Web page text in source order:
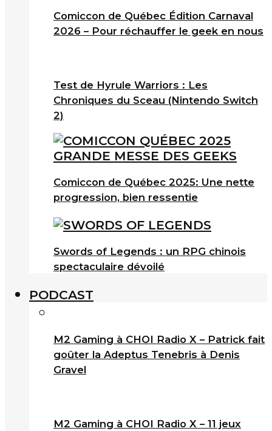
Comiccon de Québec Édition Carnaval
2026 – Pour réchauffer le geek en nous
Test de Hyrule Warriors : Les
Chroniques du Sceau (Nintendo Switch
2)
Comiccon de Québec 2025: Une nette
progression, bien ressentie
Swords of Legends : un RPG chinois
spectaculaire dévoilé
PODCAST
M2 Gaming à CHOI Radio X – Patrick fait
goûter la Adeptus Tenebris à Denis
Gravel
M2 Gaming à CHOI Radio X – 11 jeux